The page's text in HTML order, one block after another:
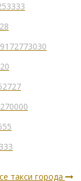
такси города